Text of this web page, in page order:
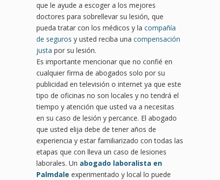
que le ayude a escoger a los mejores
doctores para sobrellevar su lesión, que
pueda tratar con los médicos y la compañía
de seguros y usted reciba una compensación
justa por su lesión.
Es importante mencionar que no confié en
cualquier firma de abogados solo por su
publicidad en televisión o internet ya que este
tipo de oficinas no son locales y no tendrá el
tiempo y atención que usted va a necesitas
en su caso de lesión y percance. El abogado
que usted elija debe de tener años de
experiencia y estar familiarizado con todas las
etapas que con lleva un caso de lesiones
laborales. Un abogado laboralista en
Palmdale experimentado y local lo puede